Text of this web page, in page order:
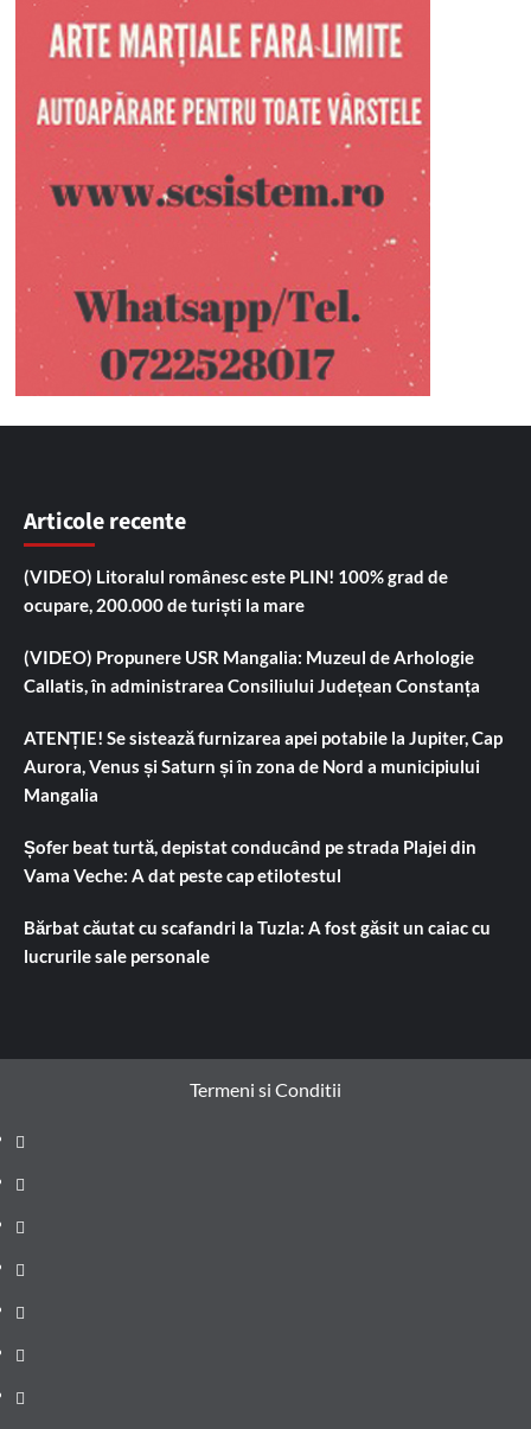
Articole recente
(VIDEO) Litoralul românesc este PLIN! 100% grad de
ocupare, 200.000 de turiști la mare
(VIDEO) Propunere USR Mangalia: Muzeul de Arhologie
Callatis, în administrarea Consiliului Județean Constanța
ATENȚIE! Se sistează furnizarea apei potabile la Jupiter, Cap
Aurora, Venus și Saturn și în zona de Nord a municipiului
Mangalia
Șofer beat turtă, depistat conducând pe strada Plajei din
Vama Veche: A dat peste cap etilotestul
Bărbat căutat cu scafandri la Tuzla: A fost găsit un caiac cu
lucrurile sale personale
Termeni si Conditii
Prima
pagină
Știri
de
ultima
Administrație
locală
Actualitate
Justiție
Cultura
Sănătate